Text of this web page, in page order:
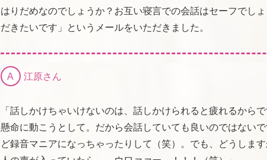
はりだめなのでしょうか？お互い寝言での会話はセーフでし
だきたいです」というメールをいただきました。
A 江原さん
「話しかけちゃいけないのは、話しかけられると疲れるから
懸命に動こうとして。だから会話していても良いのではない
ど録音マニアになっちゃったりして（笑）。でも、どうしま